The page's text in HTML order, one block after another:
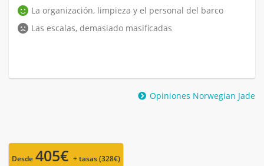
La organización, limpieza y el personal del barco
Las escalas, demasiado masificadas
Opiniones Norwegian Jade
Desde 405€ + tasas (328€)